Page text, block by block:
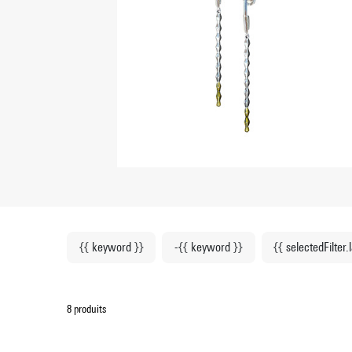
{{ keyword }} -{{ keyword }} {{
8 produits